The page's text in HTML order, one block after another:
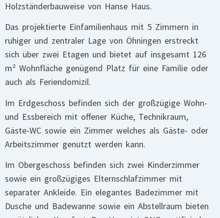
Holzständerbauweise von Hanse Haus.
Das projektierte Einfamilienhaus mit 5 Zimmern in
ruhiger und zentraler Lage von Öhningen erstreckt
sich über zwei Etagen und bietet auf insgesamt 126
m² Wohnfläche genügend Platz für eine Familie oder
auch als Feriendomizil.
Im Erdgeschoss befinden sich der großzügige Wohn-
und Essbereich mit offener Küche, Technikraum,
Gäste-WC sowie ein Zimmer welches als Gäste- oder
Arbeitszimmer genutzt werden kann.
Im Obergeschoss befinden sich zwei Kinderzimmer
sowie ein großzügiges Elternschlafzimmer mit
separater Ankleide. Ein elegantes Badezimmer mit
Dusche und Badewanne sowie ein Abstellraum bieten